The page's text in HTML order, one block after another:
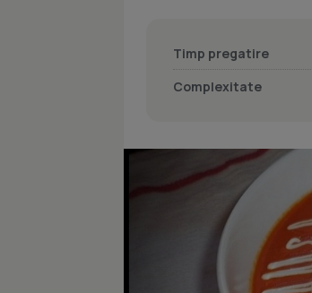
Timp pregatire
Complexitate